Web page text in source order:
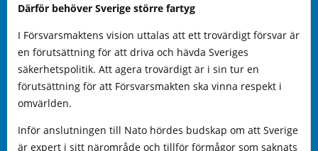
Därför behöver Sverige större fartyg
I Försvarsmaktens vision uttalas att ett trovärdigt försvar är
en förutsättning för att driva och hävda Sveriges
säkerhetspolitik. Att agera trovärdigt är i sin tur en
förutsättning för att Försvarsmakten ska vinna respekt i
omvärlden.
Inför anslutningen till Nato hördes budskap om att Sverige
är expert i sitt närområde och tillför förmågor som saknats